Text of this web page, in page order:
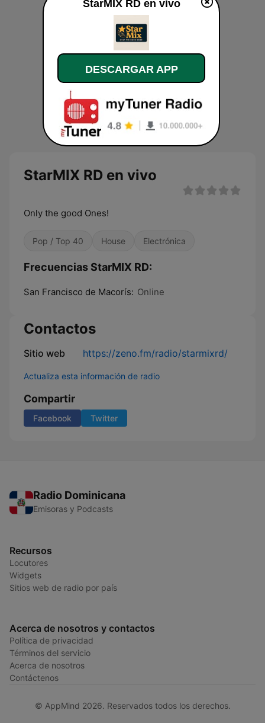
StarMIX RD en vivo
Only the good Ones!
Pop / Top 40 House Electrónica
Frecuencias StarMIX RD:
San Francisco de Macorís: Online
Contactos
Sitio web https://zeno.fm/radio/starmixrd/
Actualiza esta información de radio
Compartir
Facebook Twitter
Radio Dominicana
Emisoras y Podcasts
Recursos
Locutores
Widgets
Sitios web de radio por país
Acerca de nosotros y contactos
Política de privacidad
Términos del servicio
Acerca de nosotros
Contáctenos
© AppMind 2026. Reservados todos los derechos.
StarMIX RD en vivo
DESCARGAR APP